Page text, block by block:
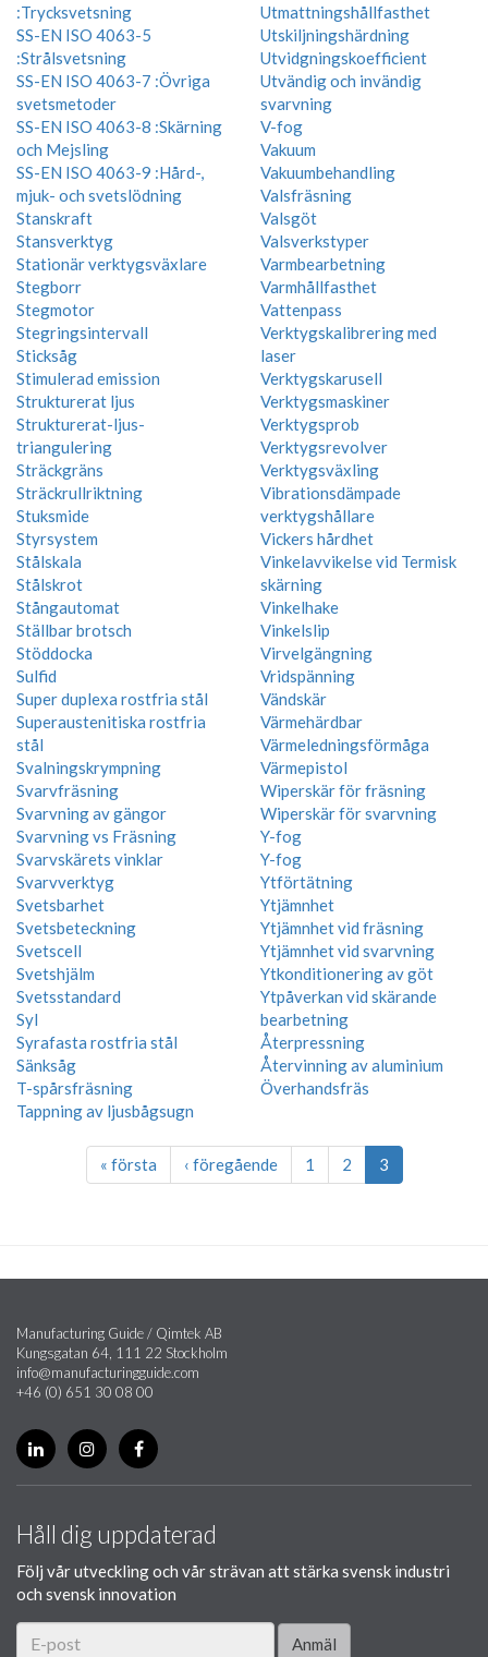
:Trycksvetsning
SS-EN ISO 4063-5
:Strålsvetsning
SS-EN ISO 4063-7 :Övriga
svetsmetoder
SS-EN ISO 4063-8 :Skärning
och Mejsling
SS-EN ISO 4063-9 :Hård-,
mjuk- och svetslödning
Stanskraft
Stansverktyg
Stationär verktygsväxlare
Stegborr
Stegmotor
Stegringsintervall
Sticksåg
Stimulerad emission
Strukturerat ljus
Strukturerat-ljus-
triangulering
Sträckgräns
Sträckrullriktning
Stuksmide
Styrsystem
Stålskala
Stålskrot
Stångautomat
Ställbar brotsch
Stöddocka
Sulfid
Super duplexa rostfria stål
Superaustenitiska rostfria
stål
Svalningskrympning
Svarvfräsning
Svarvning av gängor
Svarvning vs Fräsning
Svarvskärets vinklar
Svarvverktyg
Svetsbarhet
Svetsbeteckning
Svetscell
Svetshjälm
Svetsstandard
Syl
Syrafasta rostfria stål
Sänksåg
T-spårsfräsning
Tappning av ljusbågsugn
Utmattningshållfasthet
Utskiljningshärdning
Utvidgningskoefficient
Utvändig och invändig
svarvning
V-fog
Vakuum
Vakuumbehandling
Valsfräsning
Valsgöt
Valsverkstyper
Varmbearbetning
Varmhållfasthet
Vattenpass
Verktygskalibrering med
laser
Verktygskarusell
Verktygsmaskiner
Verktygsprob
Verktygsrevolver
Verktygsväxling
Vibrationsdämpade
verktygshållare
Vickers hårdhet
Vinkelavvikelse vid Termisk
skärning
Vinkelhake
Vinkelslip
Virvelgängning
Vridspänning
Vändskär
Värmehärdbar
Värmeledningsförmåga
Värmepistol
Wiperskär för fräsning
Wiperskär för svarvning
Y-fog
Y-fog
Ytförtätning
Ytjämnhet
Ytjämnhet vid fräsning
Ytjämnhet vid svarvning
Ytkonditionering av göt
Ytpåverkan vid skärande
bearbetning
Återpressning
Återvinning av aluminium
Överhandsfräs
« första ‹ föregående 1 2 3
Manufacturing Guide / Qimtek AB
Kungsgatan 64, 111 22 Stockholm
info@manufacturingguide.com
+46 (0) 651 30 08 00
Håll dig uppdaterad
Följ vår utveckling och vår strävan att stärka svensk industri
och svensk innovation
Anmäl